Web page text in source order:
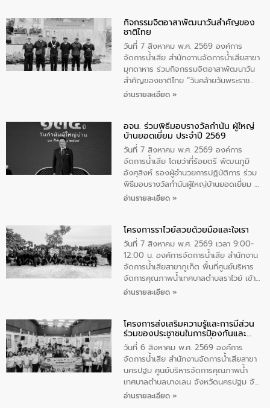
กิจกรรมจิตอาสาพัฒนาวันสําคัญของ
ชาติไทย
วันที่ 7 สิงหาคม พ.ศ. 2569 องค์การ
จัดการน้ำเสีย สำนักงาานจัดการน้ำเสียสาขา
มุกดาหาร ร่วมกิจกรรมจิตอาสาพัฒนาวัน
สําคัญของชาติไทย “วันคล้ายวันพระราช
สมภพ สมเด็จพระนางเจ้าสิริกิติ์พระบรม
ทิพย์คำ รองผู้ว่าราชการจังหวัดมุกดาหาร
เป็นประธานในพิธี ณ เรือนจําชั่วคราวนาโสก
ตําบลนาโสก อําเภอเมืองมุกดาหาร จังหวัด
มุกดาหาร โดยในกิจกรรมได้ร่วมปลูกป่า และ
ทําความสะอาดภายในบริเวณ จัดกิจกรรม
เพื่อถวายเป็นพระราชกุศล สมเด็จพระนาง
เจ้าสิริกิติ์พระบรมราชินีนาถ พระบรมราช
อ่านรายละเอียด »
อจน. ร่วมพิธีมอบรางวัลกำนัน ผู้ใหญ่
บ้านยอดเยี่ยม ประจำปี 2569
วันที่ 7 สิงหาคม พ.ศ. 2569 องค์การ
จัดการน้ำเสีย โดยว่าที่ร้อยตรี พัฒนภูมิ
อังศุสิงห์ รองผู้อำนวยการปฏิบัติการ ร่วม
พิธีมอบรางวัลกำนันผู้ใหญ่บ้านยอดเยี่ยม ณ
ทำเนียบรัฐบาล โดยมีนายอนุทิน ชาญวีรกูล
ทองคำและประกาศเกียรติคุณให้แก่ กำนัน
ผู้ใหญ่บ้านยอดเยี่ยม พร้อมกล่าวชื่นชม ให้
โอวาท และมอบนโยบาย
อ่านรายละเอียด »
โครงการราไวย์สวยด้วยมือและใจเรา
วันที่ 7 สิงหาคม พ.ศ. 2569 เวลา 9:00-
12:00 น. องค์การจัดการน้ำเสีย สำนักงาน
จัดการน้ำเสียสาขาภูเก็ต พื้นที่ศูนย์บริหาร
จัดการคุณภาพน้ำเทศบาลตำบลราไวย์ เข้า
ร่วมโครงการราไวย์สวยด้วยมือและใจเรา
ประชาชน ตัวแทนจากโรงแรมต่างๆ ในเขต
เทศบาลตำบลราไวย์ ศูนย์บริหารจัดการ
คุณภาพน้ำเทศบาลตำบลราไวย์ นำโดยนาย
น้อย แก้วเศษ ผู้จัดการสำนักงานจัดการน้ำ
เสียสาขาภูเก็ต พร้อมด้วยเจ้าหน้าที่ จำนวน
5 คน ร่วมทำกิจกรรม ทำความสะอาด
ชายหาดและแหล่งท่องเที่ยว ณ บริเวณ
อ่านรายละเอียด »
โครงการส่งเสริมความรู้และการมีส่วน
ร่วมของประชาชนในการป้องกันและ
แก้ไขปัญหาน้ำเสียอย่างยั่งยืน
วันที่ 6 สิงหาคม พ.ศ. 2569 องค์การ
จัดการน้ำเสีย สำนักงานจัดการน้ำเสียสาขา
นครปฐม ศูนย์บริหารจัดการคุณภาพน้ำ
เทศบาลตำบลบางเลน จังหวัดนครปฐม จัด
กิจกรรมภายใต้โครงการส่งเสริมความรู้และ
อ่านรายละเอียด »